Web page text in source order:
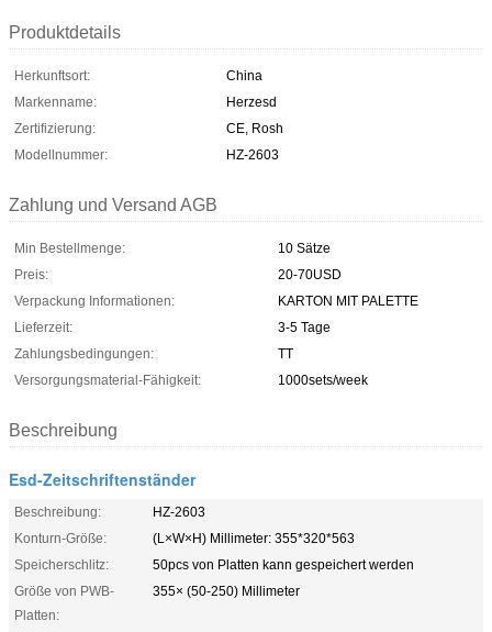
Produktdetails
Herkunftsort:
China
Markenname:
Herzesd
Zertifizierung:
CE, Rosh
Modellnummer:
HZ-2603
Zahlung und Versand AGB
Min Bestellmenge:
10 Sätze
Preis:
20-70USD
Verpackung Informationen:
KARTON MIT PALETTE
Lieferzeit:
3-5 Tage
Zahlungsbedingungen:
TT
Versorgungsmaterial-Fähigkeit:
1000sets/week
Beschreibung
Esd-Zeitschriftenständer
Beschreibung:
HZ-2603
Konturn-Größe:
(L×W×H) Millimeter: 355*320*563
Speicherschlitz:
50pcs von Platten kann gespeichert werden
Größe von PWB-
Platten:
355× (50-250) Millimeter